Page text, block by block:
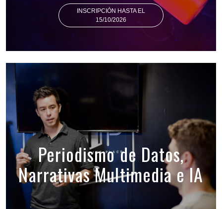
INSCRIPCIÓN HASTA EL
15/10/2026
Periodismo de Datos,
Narrativas Multimedia e IA